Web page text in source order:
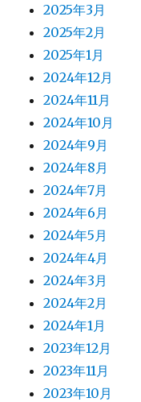
2025年3月
2025年2月
2025年1月
2024年12月
2024年11月
2024年10月
2024年9月
2024年8月
2024年7月
2024年6月
2024年5月
2024年4月
2024年3月
2024年2月
2024年1月
2023年12月
2023年11月
2023年10月